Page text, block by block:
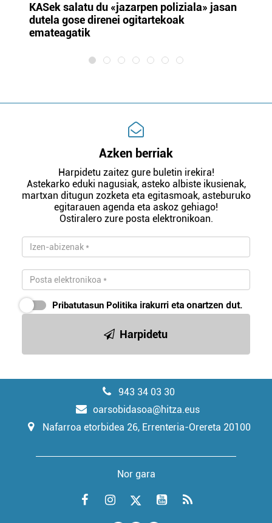
KASek salatu du «jazarpen poliziala» jasan
dutela gose direnei ogitartekoak
emateagatik
Azken berriak
Harpidetu zaitez gure buletin irekira!
Astekarko eduki nagusiak, asteko albiste ikusienak,
martxan ditugun zozketa eta egitasmoak, asteburuko
egitarauen agenda eta askoz gehiago!
Ostiralero zure posta elektronikoan.
Pribatutasun Politika irakurri eta onartzen dut.
Harpidetu
943 34 03 30
oarsobidasoa@hitza.eus
Nafarroa etorbidea 26, Errenteria-Orereta 20100
Nor gara